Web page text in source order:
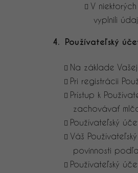
V
vyplnili
4. Používateľský
Na základe
Pri registrácii
Prístup k
zachovávať
Používateľský
Váš
povinnosti podľa
Používateľský